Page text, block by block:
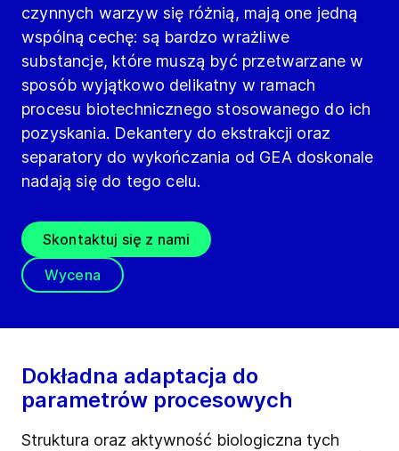
czynnych warzyw się różnią, mają one jedną
wspólną cechę: są bardzo wrażliwe
substancje, które muszą być przetwarzane w
sposób wyjątkowo delikatny w ramach
procesu biotechnicznego stosowanego do ich
pozyskania. Dekantery do ekstrakcji oraz
separatory do wykończania od GEA doskonale
nadają się do tego celu.
Skontaktuj się z nami
Wycena
Dokładna adaptacja do
parametrów procesowych
Struktura oraz aktywność biologiczna tych